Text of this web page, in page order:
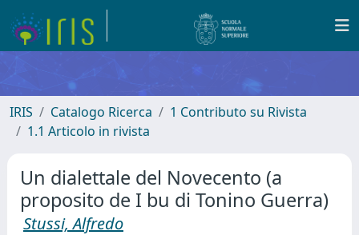
IRIS Catalogo Ricerca
1 Contributo su Rivista
1.1 Articolo in rivista
Un dialettale del Novecento (a
proposito de I bu di Tonino Guerra)
Stussi, Alfredo